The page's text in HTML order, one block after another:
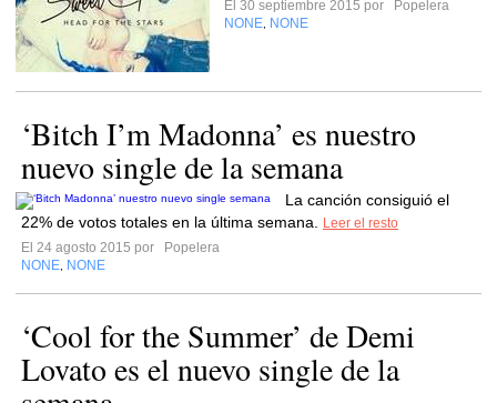
El 30 septiembre 2015 por
Popelera
NONE NONE
‘Bitch I’m Madonna’ es nuestro
nuevo single de la semana
La canción consiguió el
22% de votos totales en la última semana.
Leer el resto
El 24 agosto 2015 por
Popelera
NONE NONE
‘Cool for the Summer’ de Demi
Lovato es el nuevo single de la